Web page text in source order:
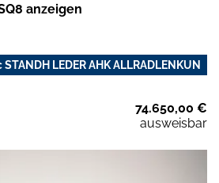
anzeigen
LEDER AHK ALLRADLENKUN
74.650,00 €
ausweisbar